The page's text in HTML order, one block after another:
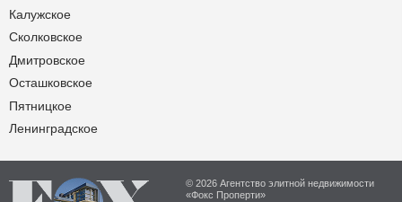
Калужское
Сколковское
Дмитровское
Осташковское
Пятницкое
Ленинградское
© 2026 Агентство элитной недвижимости
«Фокс Проперти»